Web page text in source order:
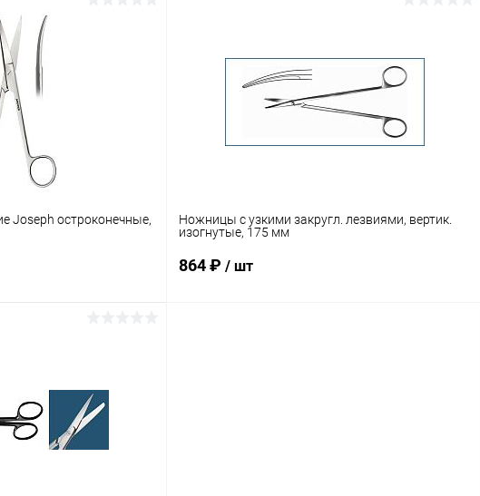
корзину
Купить в 1 клик Сравнение
Joseph остроконечные,
Сравнение
Под заказ
Ножницы с узкими закругл. лезвиями, вертик.
изогнутые, 175 мм
864 ₽ / шт